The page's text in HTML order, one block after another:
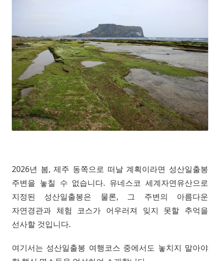
2026년 봄, 제주 동쪽으로 떠날 계획이라면 성산일출봉
주변을 놓칠 수 없습니다. 유네스코 세계자연유산으로
지정된 성산일출봉은 물론, 그 주변의 아름다운
자연경관과 체험 코스가 어우러져 잊지 못할 추억을
선사할 것입니다.
여기서는 성산일출봉 여행코스 중에서도 놓치지 말아야